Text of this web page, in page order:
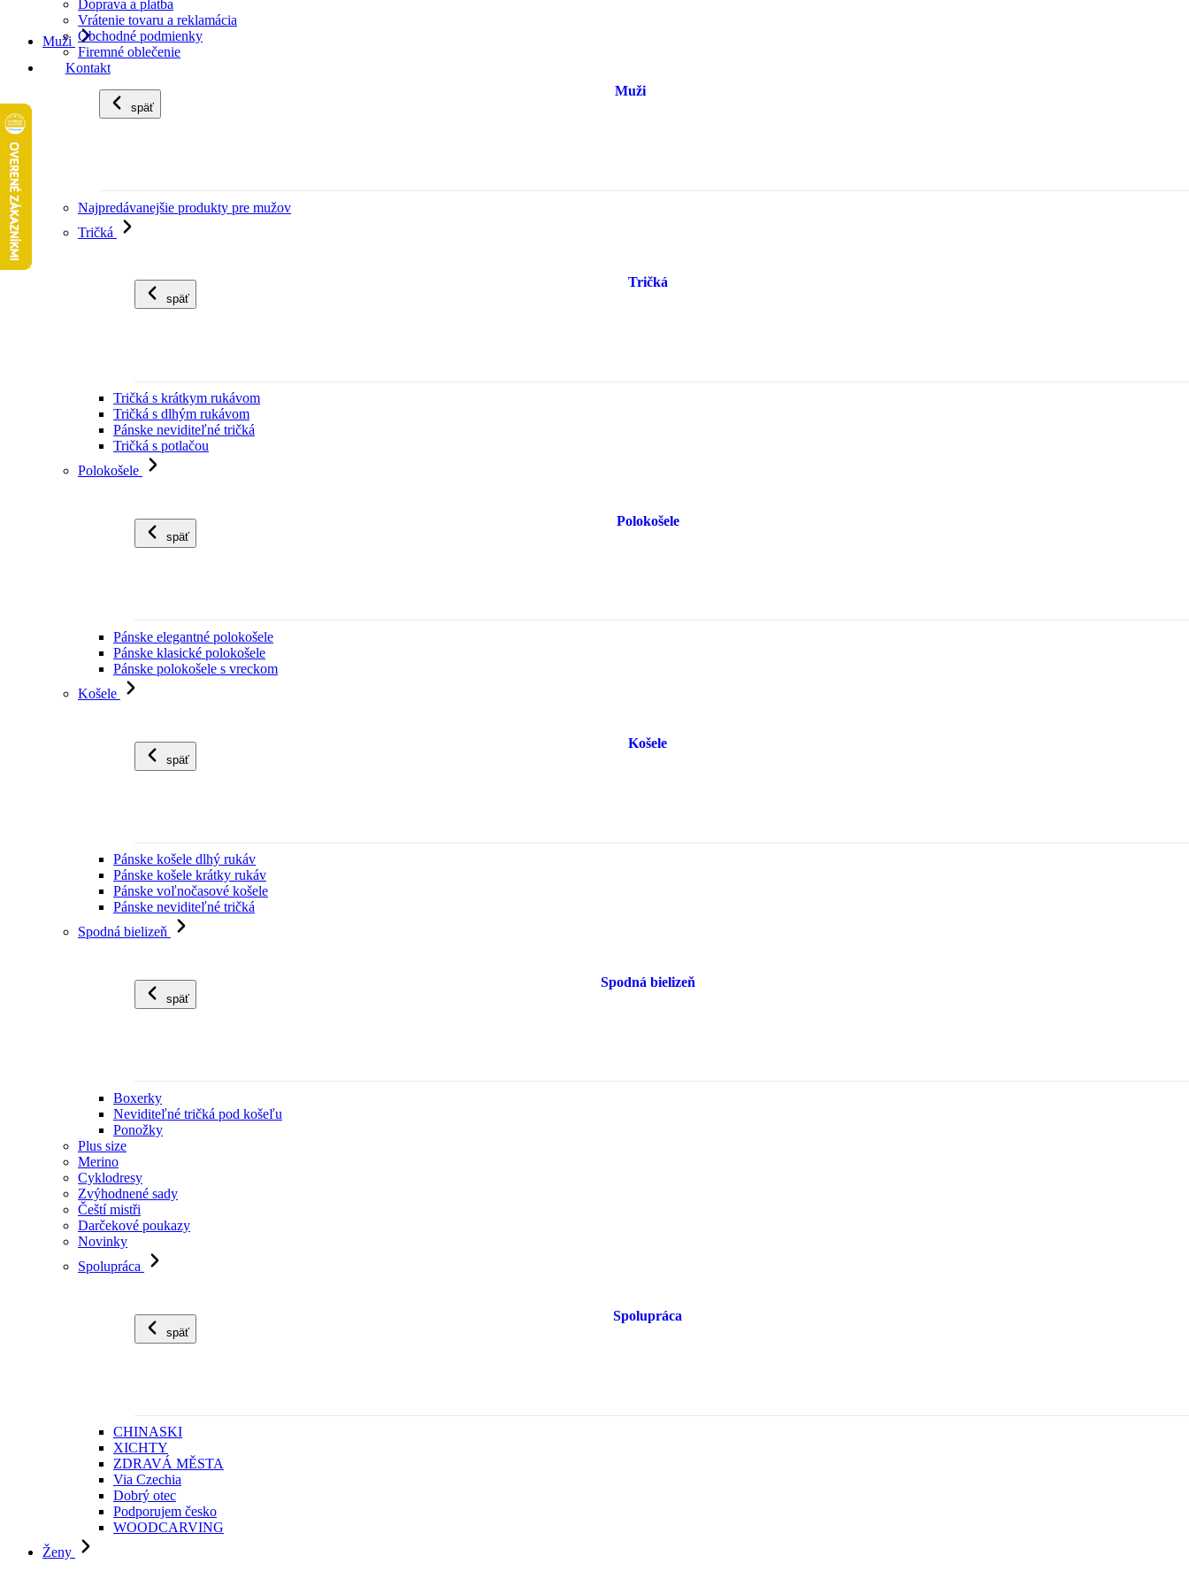
Doprava a platba
Vrátenie tovaru a reklamácia
Obchodné podmienky
Firemné oblečenie
Kontakt
Muži
späť
Muži
Najpredávanejšie produkty pre mužov
Tričká
späť
Tričká
Tričká s krátkym rukávom
Tričká s dlhým rukávom
Pánske neviditeľné tričká
Tričká s potlačou
Polokošele
späť
Polokošele
Pánske elegantné polokošele
Pánske klasické polokošele
Pánske polokošele s vreckom
Košele
späť
Košele
Pánske košele dlhý rukáv
Pánske košele krátky rukáv
Pánske voľnočasové košele
Pánske neviditeľné tričká
Spodná bielizeň
späť
Spodná bielizeň
Boxerky
Neviditeľné tričká pod košeľu
Ponožky
Plus size
Merino
Cyklodresy
Zvýhodnené sady
Čeští mistři
Darčekové poukazy
Novinky
Spolupráca
späť
Spolupráca
CHINASKI
XICHTY
ZDRAVÁ MĚSTA
Via Czechia
Dobrý otec
Podporujem česko
WOODCARVING
Ženy